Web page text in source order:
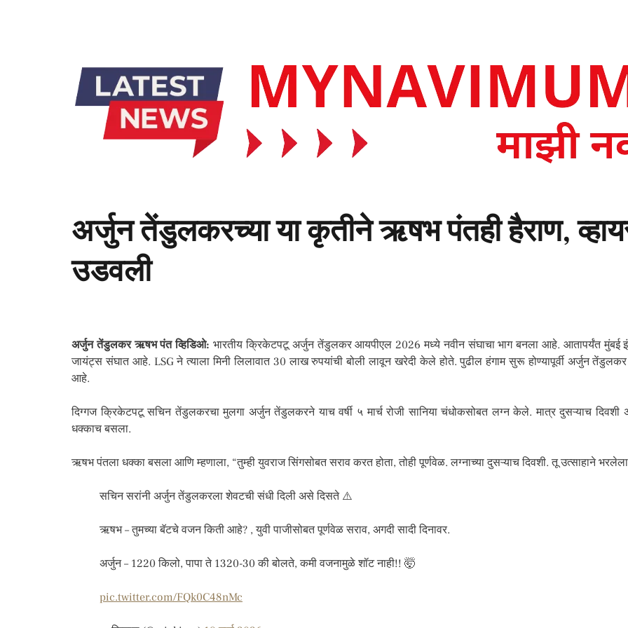
अर्जुन तेंडुलकरच्या या कृतीने ऋषभ पंतही हैराण,
उडवली
अर्जुन तेंडुलकर ऋषभ पंत व्हिडिओ: भारतीय क्रिकेटपटू अर्जुन तेंडुलकर आयपीएल 2026 मध्ये नवीन संघाचा भाग बनला आहे. आतापर्यंत
जायंट्स संघात आहे. LSG ने त्याला मिनी लिलावात 30 लाख रुपयांची बोली लावून खरेदी केले होते. पुढील हंगाम सुरू होण्यापूर्वी अर्जुन
आहे.
दिग्गज क्रिकेटपटू सचिन तेंडुलकरचा मुलगा अर्जुन तेंडुलकरने याच वर्षी ५ मार्च रोजी सानिया चंधोकसोबत लग्न केले. मात्र दुसऱ्याच
धक्काच बसला.
ऋषभ पंतला धक्का बसला आणि म्हणाला, “तुम्ही युवराज सिंगसोबत सराव करत होता, तोही पूर्णवेळ. लग्नाच्या दुसऱ्याच दिवशी. तू उत्साहाने
सचिन सरांनी अर्जुन तेंडुलकरला शेवटची संधी दिली असे दिसते ⚠️
ऋषभ – तुमच्या बॅटचे वजन किती आहे? , युवी पाजीसोबत पूर्णवेळ सराव, अगदी सादी दिनावर.
अर्जुन – 1220 किलो, पापा ते 1320-30 की बोलते, कमी वजनामुळे शॉट नाही!! 🤯
pic.twitter.com/FQk0C48nMc